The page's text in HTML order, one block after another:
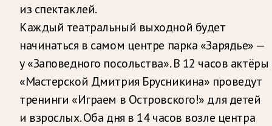
из спектаклей.
Каждый театральный выходной будет
начинаться в самом центре парка «Зарядье» —
у «Заповедного посольства». В 12 часов актёры
«Мастерской Дмитрия Брусникина» проведут
тренинги «Играем в Островского!» для детей
и взрослых. Оба дня в 14 часов возле центра